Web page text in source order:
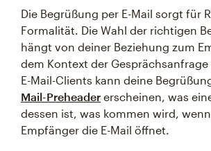
Die Begrüßung per E-Mail sorgt für
Formalität. Die Wahl der richtigen
hängt von deiner Beziehung zum
dem Kontext der Gesprächsanfrage
E-Mail-Clients kann deine
Mail-Preheader erscheinen, was
dessen ist, was kommen wird,
Empfänger die E-Mail öffnet.